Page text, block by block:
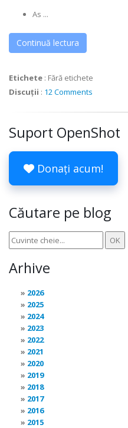
As ...
Continuă lectura
Etichete : Fără etichete
Discuții : 12 Comments
Suport OpenShot
Donați acum!
Căutare pe blog
Arhive
2026
2025
2024
2023
2022
2021
2020
2019
2018
2017
2016
2015